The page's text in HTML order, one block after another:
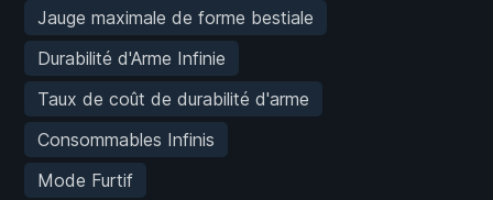
Jauge maximale de forme bestiale
Durabilité d'Arme Infinie
Taux de coût de durabilité d'arme
Consommables Infinis
Mode Furtif